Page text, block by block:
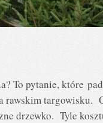
To pytanie, które
targowisku.
drzewko. Tyle